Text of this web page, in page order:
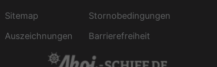
Sitemap
Stornobedingungen
Auszeichnungen
Barrierefreiheit